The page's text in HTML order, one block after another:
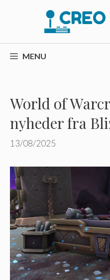
MENU
World of
nyheder fra
13/08/2025